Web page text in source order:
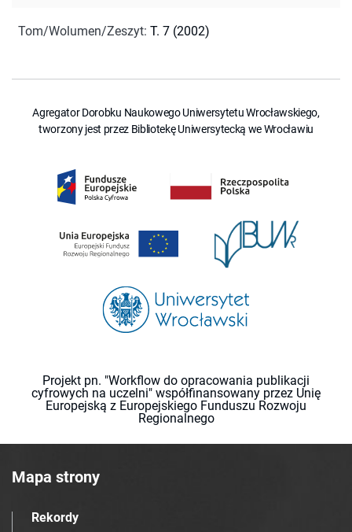
Tom/Wolumen/Zeszyt: T. 7 (2002)
Agregator Dorobku Naukowego Uniwersytetu Wrocławskiego,
tworzony jest przez Bibliotekę Uniwersytecką we Wrocławiu
Projekt pn. "Workflow do opracowania publikacji
cyfrowych na uczelni" współfinansowany przez Unię
Europejską z Europejskiego Funduszu Rozwoju
Regionalnego
Mapa strony
Rekordy